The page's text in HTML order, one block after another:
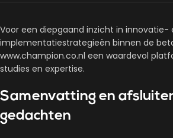
Voor een diepgaand inzicht in innovatie-
implementatiestrategieën binnen de
www.champion.co.nl een waardevol
studies en expertise.
Samenvatting en
gedachten